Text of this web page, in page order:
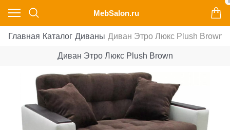
MebSalon.ru
0
Главная Каталог Диваны Диван Этро Люкс Plush Brown
Диван Этро Люкс Plush Brown